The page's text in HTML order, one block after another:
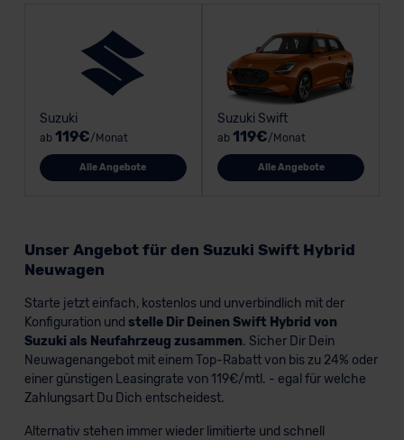
Suzuki
ab 119€/Monat
Alle Angebote
Suzuki Swift
ab 119€/Monat
Alle Angebote
Unser Angebot für den Suzuki Swift Hybrid
Neuwagen
Starte jetzt einfach, kostenlos und unverbindlich mit der
Konfiguration und stelle Dir Deinen Swift Hybrid von
Suzuki als Neufahrzeug zusammen. Sicher Dir Dein
Neuwagenangebot mit einem Top-Rabatt von bis zu 24% oder
einer günstigen Leasingrate von 119€/mtl. - egal für welche
Zahlungsart Du Dich entscheidest.
Alternativ stehen immer wieder limitierte und schnell